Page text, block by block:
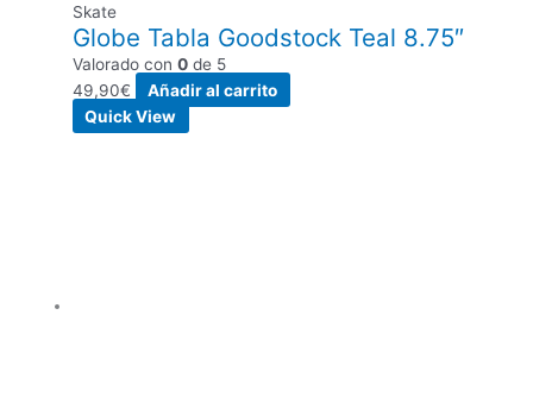
Skate
Globe Tabla Goodstock Teal 8.75″
Valorado con0 de 5
49,90€
Añadir al carrito
Quick View